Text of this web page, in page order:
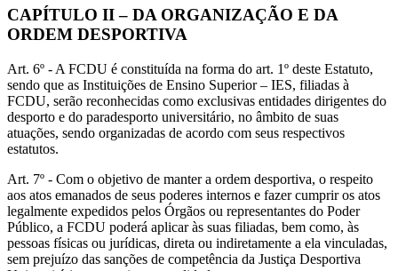
CAPÍTULO II – DA ORGANIZAÇÃO E DA
ORDEM DESPORTIVA
Art. 6º - A FCDU é constituída na forma do art. 1º deste Estatuto,
sendo que as Instituições de Ensino Superior – IES, filiadas à
FCDU, serão reconhecidas como exclusivas entidades dirigentes do
desporto e do paradesporto universitário, no âmbito de suas
atuações, sendo organizadas de acordo com seus respectivos
estatutos.
Art. 7º - Com o objetivo de manter a ordem desportiva, o respeito
aos atos emanados de seus poderes internos e fazer cumprir os atos
legalmente expedidos pelos Órgãos ou representantes do Poder
Público, a FCDU poderá aplicar às suas filiadas, bem como, às
pessoas físicas ou jurídicas, direta ou indiretamente a ela vinculadas,
sem prejuízo das sanções de competência da Justiça Desportiva